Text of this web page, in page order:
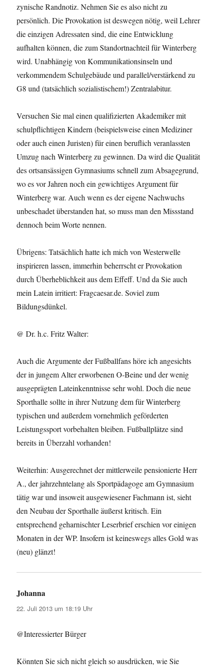
zynische Randnotiz. Nehmen Sie es also nicht zu
persönlich. Die Provokation ist deswegen nötig, weil Lehrer
die einzigen Adressaten sind, die eine Entwicklung
aufhalten können, die zum Standortnachteil für Winterberg
wird. Unabhängig von Kommunikationsinseln und
verkommendem Schulgebäude und parallel/verstärkend zu
G8 und (tatsächlich sozialistischem!) Zentralabitur.
Versuchen Sie mal einen qualifizierten Akademiker mit
schulpflichtigen Kindern (beispielsweise einen Mediziner
oder auch einen Juristen) für einen beruflich veranlassten
Umzug nach Winterberg zu gewinnen. Da wird die Qualität
des ortsansässigen Gymnasiums schnell zum Absagegrund,
wo es vor Jahren noch ein gewichtiges Argument für
Winterberg war. Auch wenn es der eigene Nachwuchs
unbeschadet überstanden hat, so muss man den Missstand
dennoch beim Worte nennen.
Übrigens: Tatsächlich hatte ich mich von Westerwelle
inspirieren lassen, immerhin beherrscht er Provokation
durch Überheblichkeit aus dem Effeff. Und da Sie auch
mein Latein irritiert: Fragcaesar.de. Soviel zum
Bildungsdünkel.
@ Dr. h.c. Fritz Walter:
Auch die Argumente der Fußballfans höre ich angesichts
der in jungem Alter erworbenen O-Beine und der wenig
ausgeprägten Lateinkenntnisse sehr wohl. Doch die neue
Sporthalle sollte in ihrer Nutzung dem für Winterberg
typischen und außerdem vornehmlich geförderten
Leistungssport vorbehalten bleiben. Fußballplätze sind
bereits in Überzahl vorhanden!
Weiterhin: Ausgerechnet der mittlerweile pensionierte Herr
A., der jahrzehntelang als Sportpädagoge am Gymnasium
tätig war und insoweit ausgewiesener Fachmann ist, sieht
den Neubau der Sporthalle äußerst kritisch. Ein
entsprechend geharnischter Leserbrief erschien vor einigen
Monaten in der WP. Insofern ist keineswegs alles Gold was
(neu) glänzt!
Johanna
22. Juli 2013 um 18:19 Uhr
@Interessierter Bürger
Könnten Sie sich nicht gleich so ausdrücken, wie Sie